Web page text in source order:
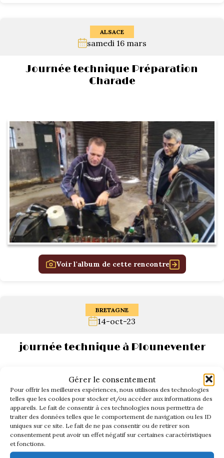
Gérer le consentement
Pour offrir les meilleures expériences, nous utilisons des technologies
telles que les cookies pour stocker et/ou accéder aux informations des
appareils. Le fait de consentir à ces technologies nous permettra de
traiter des données telles que le comportement de navigation ou les ID
uniques sur ce site. Le fait de ne pas consentir ou de retirer son
consentement peut avoir un effet négatif sur certaines caractéristiques
et fonctions.
ALSACE
samedi 16 mars
Journée technique Préparation
Charade
Voir l'album de cette rencontre
BRETAGNE
14-oct-23
journée technique à Plouneventer